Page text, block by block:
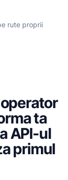
rute proprii
ta
API-ul
primul